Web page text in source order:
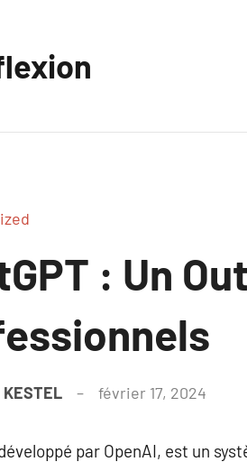
: Un
février 17, 2024
par OpenAI, est un